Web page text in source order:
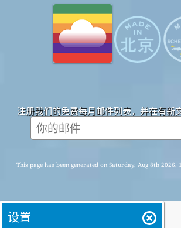
注册我们的免费每月邮件列表，并在有新
This page has been generated on Saturday, Aug 8th 2026,
设置